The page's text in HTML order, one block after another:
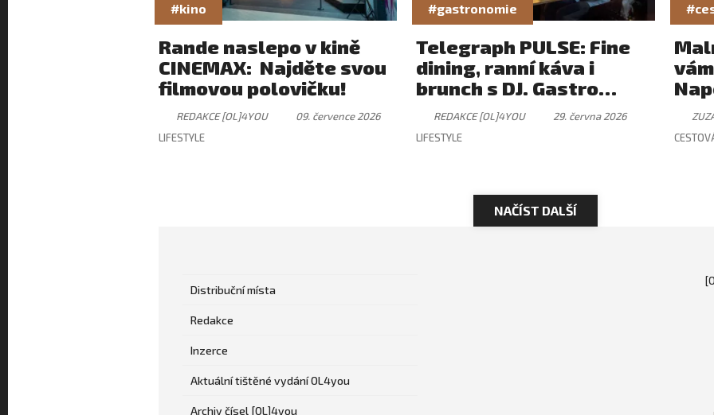
#kino
Rande naslepo v kině
CINEMAX: Najděte svou
filmovou polovičku!
REDAKCE [OL]4YOU
09. července 2026
LIFESTYLE
#gastronomie
Telegraph PULSE: Fine
dining, ranní káva i
brunch s DJ. Gastro
zážitek, který má svůj
rytmus
REDAKCE [OL]4YOU
29. června 2026
LIFESTYLE
NAČÍST DALŠÍ
Distribuční místa
Redakce
Inzerce
Aktuální tištěné vydání OL4you
Archiv čísel [OL]4you